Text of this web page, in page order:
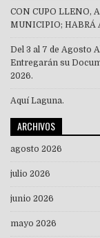
CON CUPO LLENO,
MUNICIPIO; HABRÁ
Del 3 al 7 de Agosto
Entregarán su
2026.
Aquí Laguna.
ARCHIVOS
agosto 2026
julio 2026
junio 2026
mayo 2026